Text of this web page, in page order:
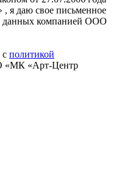
я даю свое письменное
данных компанией ООО
с политикой
«МК «Арт-Центр